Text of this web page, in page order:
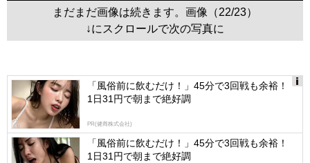
まだまだ画像は続きます。画像（22/23）
↓にスクロールで次の写真に
「風俗前に飲むだけ！」45分で3回戦も余裕！
1日31円で朝まで絶好調
PR(健商株式会社)
「風俗前に飲むだけ！」45分で3回戦も余裕！
1日31円で朝まで絶好調